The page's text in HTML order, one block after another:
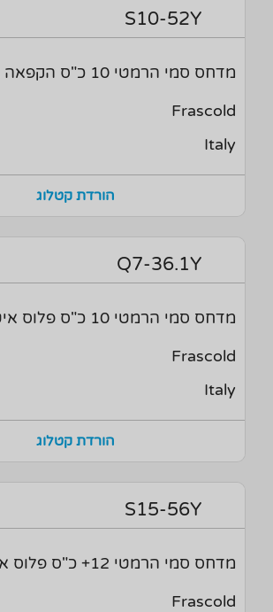
S10-52Y
מדחס סמי הרמטי 10 כ"ס הקפאה איטלקי
Frascold
Italy
הורדת קטלוג
Q7-36.1Y
מדחס סמי הרמטי 10 כ"ס פלוס איטלקי
Frascold
Italy
הורדת קטלוג
S15-56Y
מדחס סמי הרמטי 12+ כ"ס פלוס איטלקי
Frascold